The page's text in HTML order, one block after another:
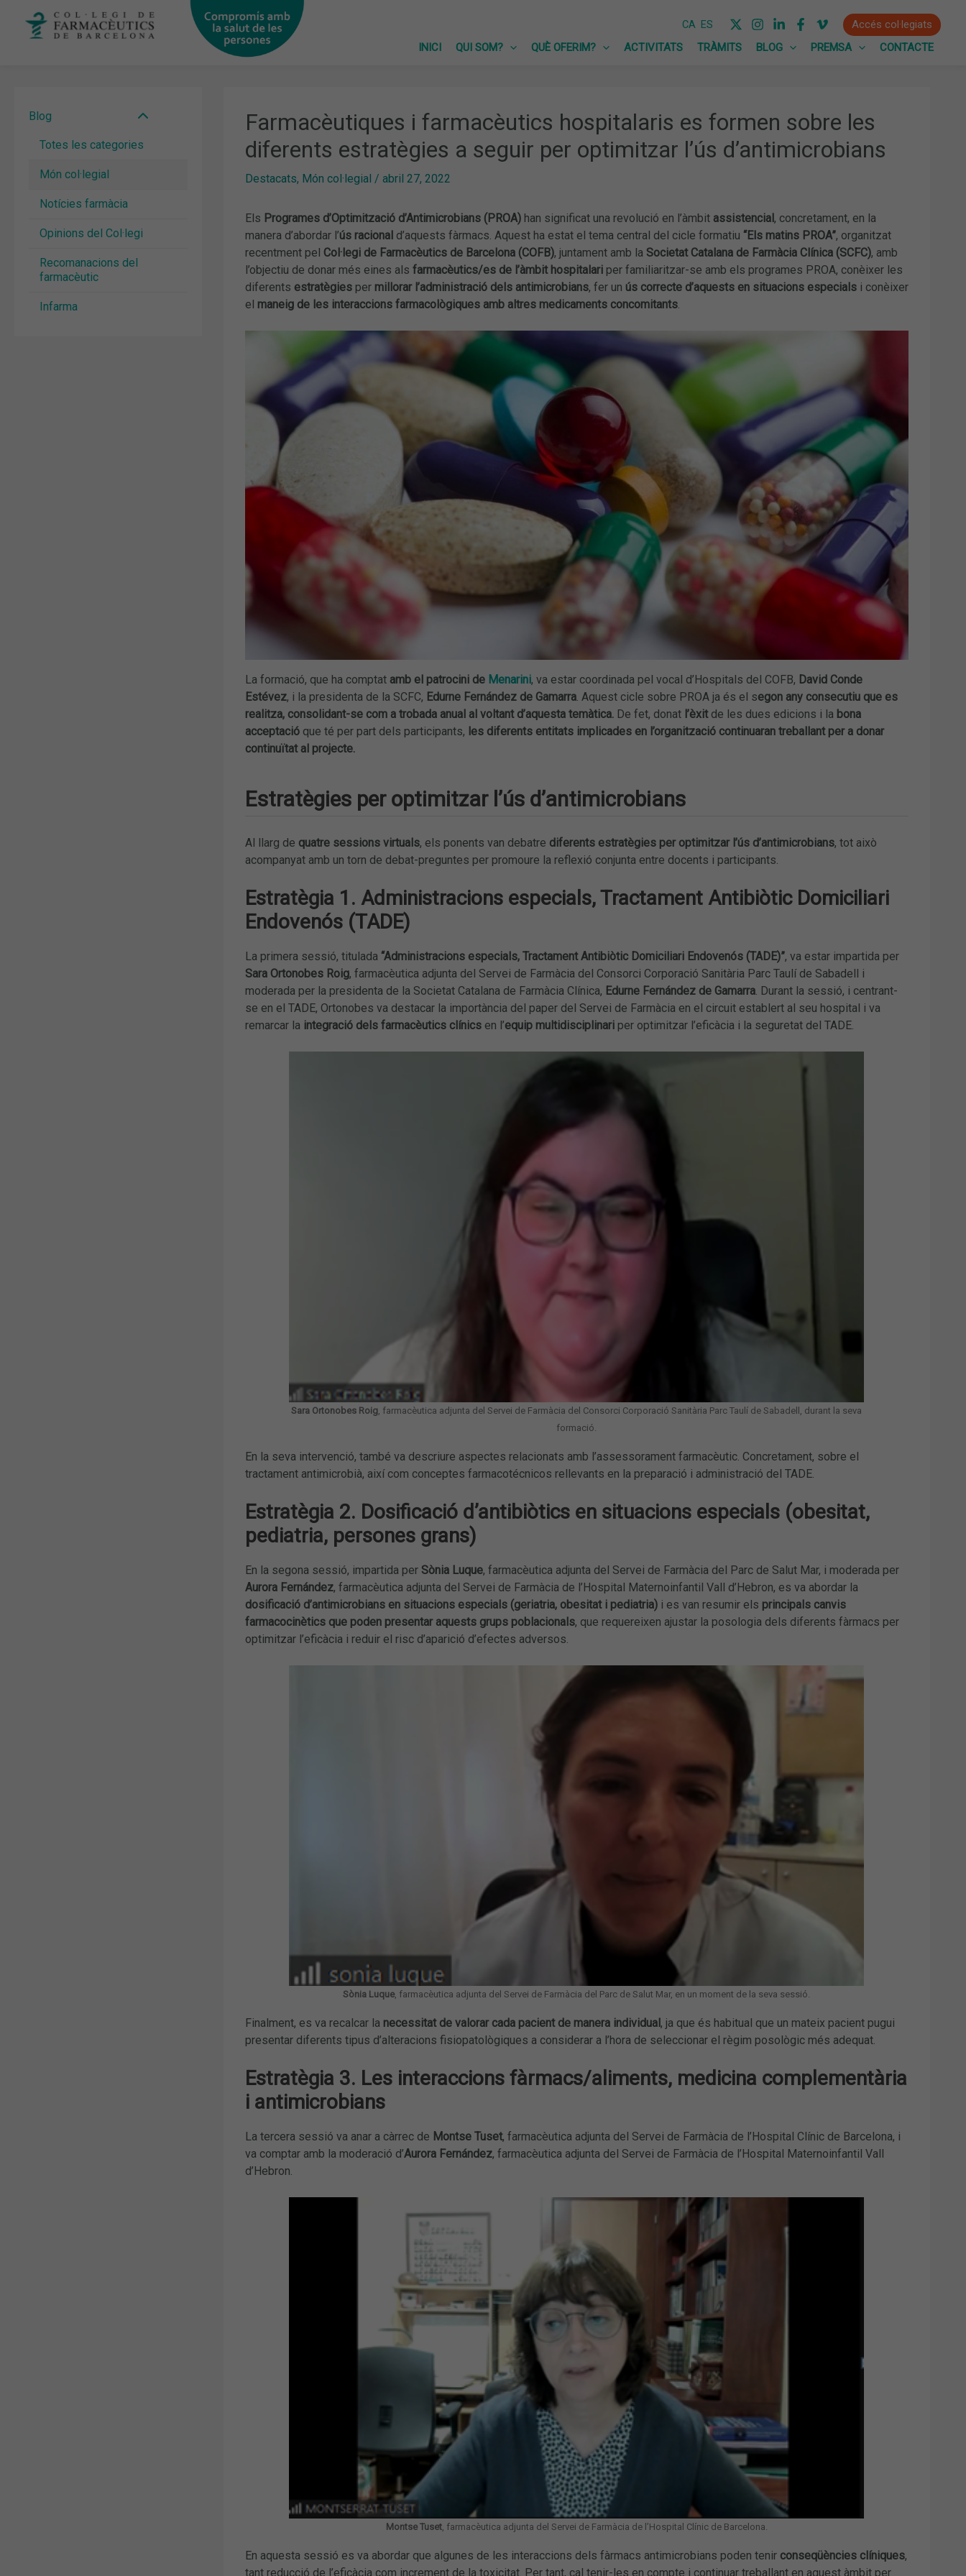
CA ES
Accés col·legiats
INICI
QUI SOM? QUÈ OFERIM? ACTIVITATS TRÀMITS BLOG PREMSA CONTACTE
Blog
Totes les categories
Món col·legial
Notícies farmàcia
Opinions del Col·legi
Recomanacions del
farmacèutic
Infarma
Farmacèutiques i farmacèutics hospitalaris es formen sobre les
diferents estratègies a seguir per optimitzar l’ús d’antimicrobians
Destacats, Món col·legial / abril 27, 2022
Els Programes d’Optimització d’Antimicrobians (PROA)han significat una revolució en l’àmbit assistencial, concretament, en la
manera d’abordar l’ús racional d’aquests fàrmacs. Aquest ha estat el tema central del cicle formatiu “Els matins PROA”, organitzat
recentment pel Col·legi de Farmacèutics de Barcelona (COFB), juntament amb la Societat Catalana de Farmàcia Clínica (SCFC), amb
l’objectiu de donar més eines als farmacèutics/es de l’àmbit hospitalariper familiaritzar-se amb els programes PROA, conèixer les
diferents estratègiesper millorar l’administració dels antimicrobians, fer un ús correcte d’aquests en situacions especialsi conèixer
el maneig de les interaccions farmacològiques amb altres medicaments concomitants.
La formació, que ha comptat amb el patrocini de Menarini, va estar coordinada pel vocal d’Hospitals del COFB, David Conde
Estévez, i la presidenta de la SCFC, Edurne Fernández de Gamarra. Aquest cicle sobre PROA ja és el segon any consecutiu que es
realitza, consolidant-se com a trobada anual al voltant d’aquesta temàtica. De fet, donat l’èxit de les dues edicions i la bona
acceptacióque té per part dels participants, les diferents entitats implicades en l’organització continuaran treballant per a donar
continuïtat al projecte.
Estratègies per optimitzar l’ús d’antimicrobians
Al llarg de quatre sessions virtuals, els ponents van debatre diferents estratègies per optimitzar l’ús d’antimicrobians, tot això
acompanyat amb un torn de debat-preguntes per promoure la reflexió conjunta entre docents i participants.
Estratègia 1. Administracions especials, Tractament Antibiòtic Domiciliari
Endovenós (TADE)
La primera sessió, titulada “Administracions especials, Tractament Antibiòtic Domiciliari Endovenós (TADE)”, va estar impartida per
Sara Ortonobes Roig, farmacèutica adjunta del Servei de Farmàcia del Consorci Corporació Sanitària Parc Taulí de Sabadell i
moderada per la presidenta de la Societat Catalana de Farmàcia Clínica, Edurne Fernández de Gamarra. Durant la sessió, i centrant-
se en el TADE, Ortonobes va destacar la importància del paper del Servei de Farmàcia en el circuit establert al seu hospital i va
remarcar la integració dels farmacèutics clínicsen l’equip multidisciplinari per optimitzar l’eficàcia i la seguretat del TADE.
Sara Ortonobes Roig , farmacèutica adjunta del Servei de Farmàcia del Consorci Corporació Sanitària Parc Taulí de Sabadell, durant la seva
formació.
En la seva intervenció, també va descriure aspectes relacionats amb l’assessorament farmacèutic. Concretament, sobre el
tractament antimicrobià, així com conceptes farmacotécnicos rellevants en la preparació i administració del TADE.
Estratègia 2. Dosificació d’antibiòtics en situacions especials (obesitat,
pediatria, persones grans)
En la segona sessió, impartida per Sònia Luque, farmacèutica adjunta del Servei de Farmàcia del Parc de Salut Mar, i moderada per
Aurora Fernández, farmacèutica adjunta del Servei de Farmàcia de l’Hospital Maternoinfantil Vall d’Hebron, es va abordar la
dosificació d’antimicrobians en situacions especials (geriatria, obesitat i pediatria)i es van resumir els principals canvis
farmacocinètics que poden presentar aquests grups poblacionals, que requereixen ajustar la posologia dels diferents fàrmacs per
optimitzar l’eficàcia i reduir el risc d’aparició d’efectes adversos.
Sònia Luque , farmacèutica adjunta del Servei de Farmàcia del Parc de Salut Mar, en un moment de la seva sessió.
Finalment, es va recalcar la necessitat de valorar cada pacient de manera individual, ja que és habitual que un mateix pacient pugui
presentar diferents tipus d’alteracions fisiopatològiques a considerar a l’hora de seleccionar el règim posològic més adequat.
Estratègia 3. Les interaccions fàrmacs/aliments, medicina complementària
i antimicrobians
La tercera sessió va anar a càrrec de Montse Tuset, farmacèutica adjunta del Servei de Farmàcia de l’Hospital Clínic de Barcelona, i
va comptar amb la moderació d’Aurora Fernández, farmacèutica adjunta del Servei de Farmàcia de l’Hospital Maternoinfantil Vall
d’Hebron.
Montse Tuset, farmacèutica adjunta del Servei de Farmàcia de l’Hospital Clínic de Barcelona.
En aquesta sessió es va abordar que algunes de les interaccions dels fàrmacs antimicrobians poden tenir conseqüències clíniques,
tant reducció de l’eficàcia com increment de la toxicitat. Per tant, cal tenir-les en compte i continuar treballant en aquest àmbit per